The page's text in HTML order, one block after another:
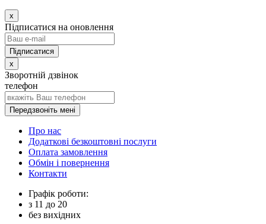
x
Підписатися на оновлення
x
Зворотній дзвінок
телефон
Передзвоніть мені
Про нас
Додаткові безкоштовні послуги
Оплата замовлення
Обмін і повернення
Контакти
Графік роботи:
з 11 до 20
без вихідних